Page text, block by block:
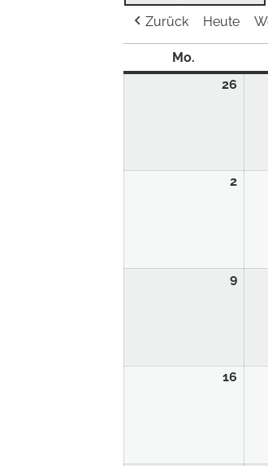
Zurück Heute
Mo.
26
2
9
16